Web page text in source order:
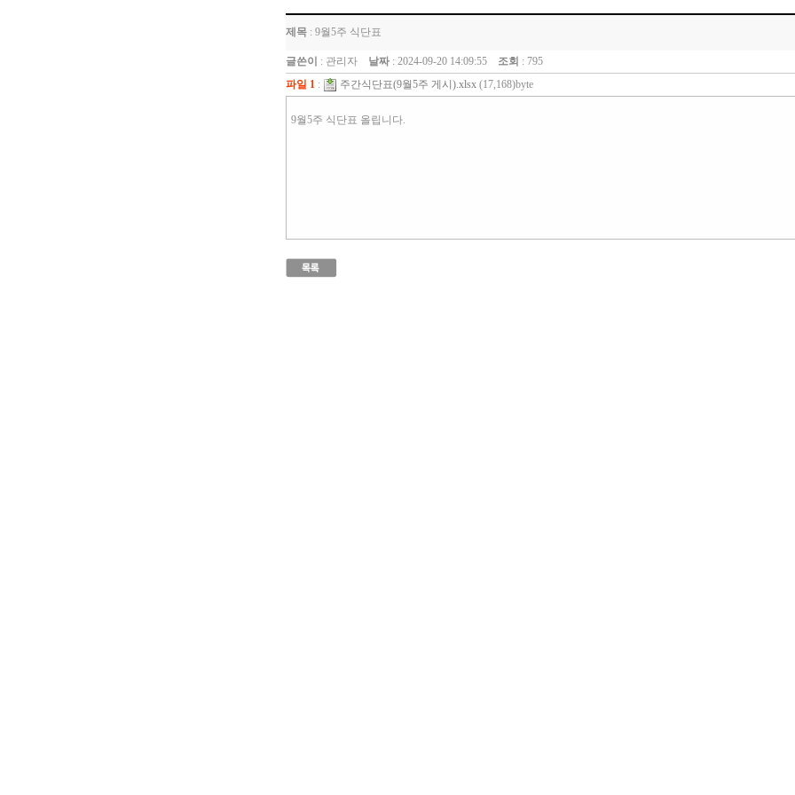
제목 : 9월5주 식단표
글쓴이 : 관리자 날짜 : 2024-09-20 14:09:55 조회 : 795
파일 1 : 주간식단표(9월5주 게시).xlsx (17,168)byte
9월5주 식단표 올립니다.